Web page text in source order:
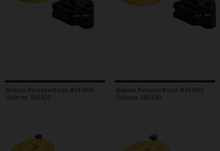
Büküm Parçası+Kızak Ø14 R50
Ürün no. 581420
Büküm Parçası+Kızak Ø15 R55
Ürün no. 581430